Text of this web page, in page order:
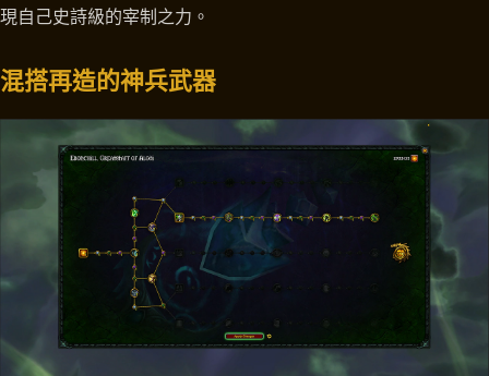
現自己史詩級的宰制之力。
混搭再造的神兵武器